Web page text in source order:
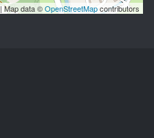
| Map data ©OpenStreetMapcontributors